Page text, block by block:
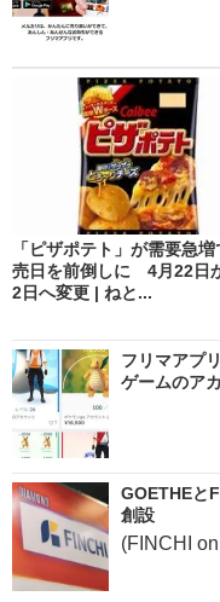
「ピザポテト」が需要急
売日を前倒しに 4月22日
2日へ変更 | ねと...
フリマアプ
ゲームのア
GOETHEと
創設
(FINCHI